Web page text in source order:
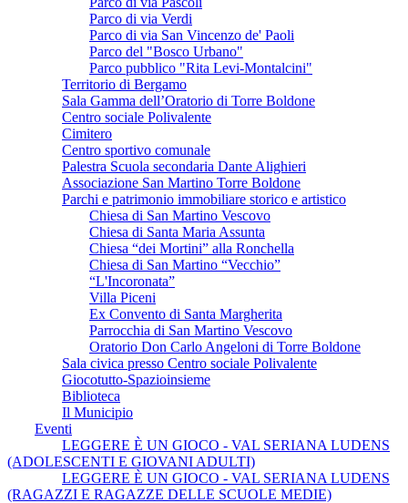
Parco di via Verdi
Parco di via San Vincenzo de' Paoli
Parco del "Bosco Urbano"
Parco pubblico "Rita Levi-Montalcini"
Territorio di Bergamo
Sala Gamma dell’Oratorio di Torre Boldone
Centro sociale Polivalente
Cimitero
Centro sportivo comunale
Palestra Scuola secondaria Dante Alighieri
Associazione San Martino Torre Boldone
Parchi e patrimonio immobiliare storico e artistico
Chiesa di San Martino Vescovo
Chiesa di Santa Maria Assunta
Chiesa “dei Mortini” alla Ronchella
Chiesa di San Martino “Vecchio”
“L'Incoronata”
Villa Piceni
Ex Convento di Santa Margherita
Parrocchia di San Martino Vescovo
Oratorio Don Carlo Angeloni di Torre Boldone
Sala civica presso Centro sociale Polivalente
Giocotutto-Spazioinsieme
Biblioteca
Il Municipio
Eventi
LEGGERE È UN GIOCO - VAL SERIANA LUDENS
(ADOLESCENTI E GIOVANI ADULTI)
LEGGERE È UN GIOCO - VAL SERIANA LUDENS
(RAGAZZI E RAGAZZE DELLE SCUOLE MEDIE)